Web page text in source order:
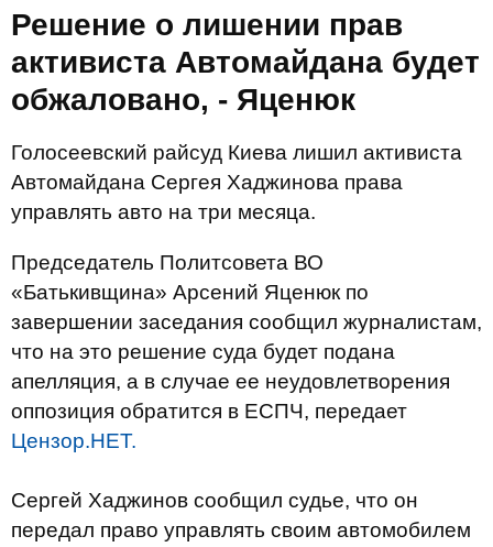
Решение о лишении прав
активиста Автомайдана будет
обжаловано, - Яценюк
Голосеевский райсуд Киева лишил активиста
Автомайдана Сергея Хаджинова права
управлять авто на три месяца.
Председатель Политсовета ВО
«Батькивщина» Арсений Яценюк по
завершении заседания сообщил журналистам,
что на это решение суда будет подана
апелляция, а в случае ее неудовлетворения
оппозиция обратится в ЕСПЧ, передает
Цензор.НЕТ.
Сергей Хаджинов сообщил судье, что он
передал право управлять своим автомобилем